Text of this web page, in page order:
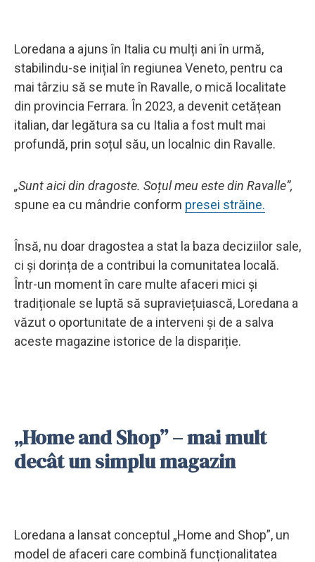
Loredana a ajuns în Italia cu mulți ani în urmă,
stabilindu-se inițial în regiunea Veneto, pentru ca
mai târziu să se mute în Ravalle, o mică localitate
din provincia Ferrara. În 2023, a devenit cetățean
italian, dar legătura sa cu Italia a fost mult mai
profundă, prin soțul său, un localnic din Ravalle.
„Sunt aici din dragoste. Soțul meu este din Ravalle”,
spune ea cu mândrie conform presei străine.
Însă, nu doar dragostea a stat la baza deciziilor sale,
ci și dorința de a contribui la comunitatea locală.
Într-un moment în care multe afaceri mici și
tradiționale se luptă să supraviețuiască, Loredana a
văzut o oportunitate de a interveni și de a salva
aceste magazine istorice de la dispariție.
„Home and Shop” – mai mult
decât un simplu magazin
Loredana a lansat conceptul „Home and Shop”, un
model de afaceri care combină funcționalitatea